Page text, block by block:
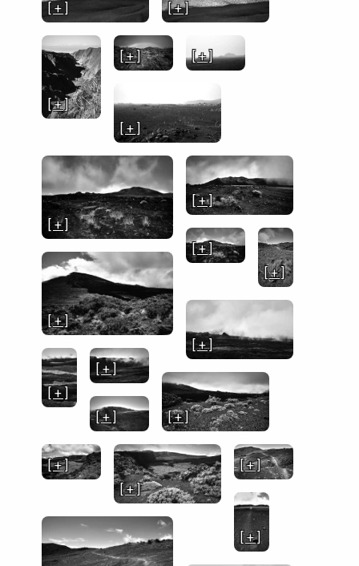
[ + ] [ + ]
[ + ]
[ + ] [ + ]
[ + ]
[ + ]
[ + ]
[ + ]
[ + ]
[ + ]
[ + ]
[ + ]
[ + ]
[ + ]
[ + ]
[ + ]
[ + ]
[ + ]
[ + ]